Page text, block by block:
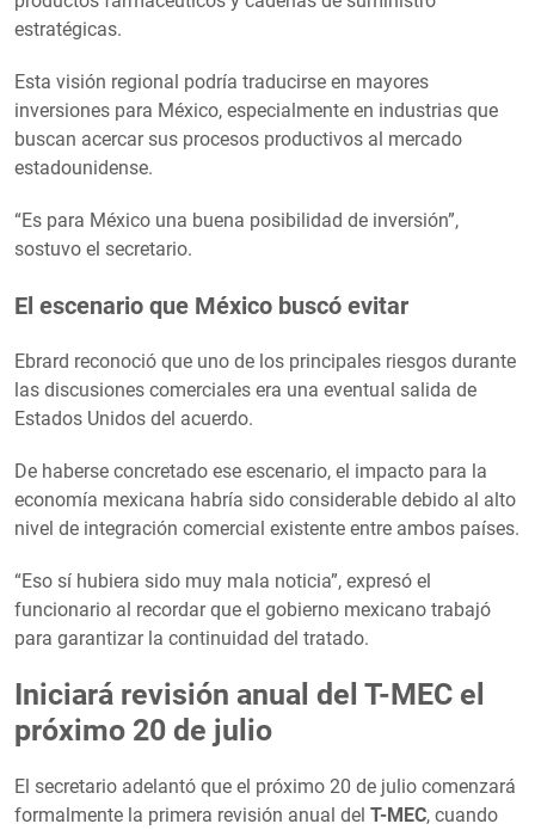
estratégicas.
Esta visión regional podría traducirse en mayores
inversiones para México, especialmente en industrias que
buscan acercar sus procesos productivos al mercado
estadounidense.
“Es para México una buena posibilidad de inversión”,
sostuvo el secretario.
El escenario que México buscó evitar
Ebrard reconoció que uno de los principales riesgos durante
las discusiones comerciales era una eventual salida de
Estados Unidos del acuerdo.
De haberse concretado ese escenario, el impacto para la
economía mexicana habría sido considerable debido al alto
nivel de integración comercial existente entre ambos países.
“Eso sí hubiera sido muy mala noticia”, expresó el
funcionario al recordar que el gobierno mexicano trabajó
para garantizar la continuidad del tratado.
Iniciará revisión anual del T-MEC el
próximo 20 de julio
El secretario adelantó que el próximo 20 de julio comenzará
formalmente la primera revisión anual del T-MEC, cuando